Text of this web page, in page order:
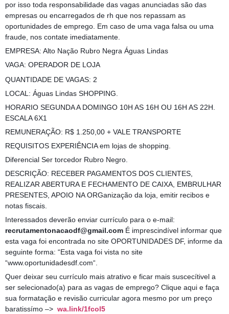
por isso toda responsabilidade das vagas anunciadas são das
empresas ou encarregados de rh que nos repassam as
oportunidades de emprego. Em caso de uma vaga falsa ou uma
fraude, nos contate imediatamente.
EMPRESA: Alto Nação Rubro Negra Águas Lindas
VAGA: OPERADOR DE LOJA
QUANTIDADE DE VAGAS: 2
LOCAL: Águas Lindas SHOPPING.
HORARIO SEGUNDA A DOMINGO 10H AS 16H OU 16H AS 22H.
ESCALA 6X1
REMUNERAÇÃO: R$ 1.250,00 + VALE TRANSPORTE
REQUISITOS EXPERIÊNCIA em lojas de shopping.
Diferencial Ser torcedor Rubro Negro.
DESCRIÇÃO: RECEBER PAGAMENTOS DOS CLIENTES,
REALIZAR ABERTURA E FECHAMENTO DE CAIXA, EMBRULHAR
PRESENTES, APOIO NA ORGanização da loja, emitir recibos e
notas fiscais.
Interessados deverão enviar currículo para o e-mail:
recrutamentonacaodf@gmail.com É imprescindível informar que
esta vaga foi encontrada no site OPORTUNIDADES DF, informe da
seguinte forma: “Esta vaga foi vista no site
“www.oportunidadesdf.com“.
Quer deixar seu currículo mais atrativo e ficar mais suscecítivel a
ser selecionado(a) para as vagas de emprego? Clique aqui e faça
sua formatação e revisão curricular agora mesmo por um preço
baratissímo –> wa.link/1fcol5